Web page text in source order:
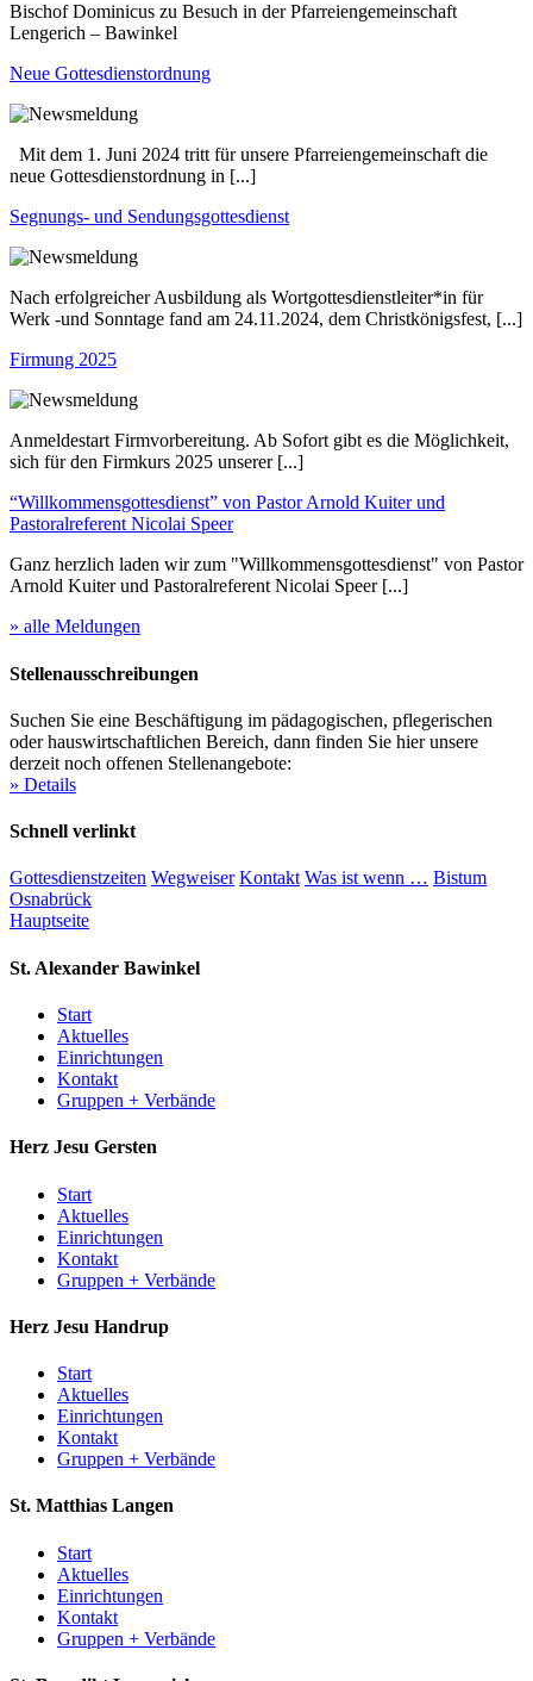
Bischof Dominicus zu Besuch in der Pfarreiengemeinschaft
Lengerich – Bawinkel
Neue Gottesdienstordnung
Mit dem 1. Juni 2024 tritt für unsere Pfarreiengemeinschaft die
neue Gottesdienstordnung in [...]
Segnungs- und Sendungsgottesdienst
Nach erfolgreicher Ausbildung als Wortgottesdienstleiter*in für
Werk -und Sonntage fand am 24.11.2024, dem Christkönigsfest, [...]
Firmung 2025
Anmeldestart Firmvorbereitung. Ab Sofort gibt es die Möglichkeit,
sich für den Firmkurs 2025 unserer [...]
“Willkommensgottesdienst” von Pastor Arnold Kuiter und
Pastoralreferent Nicolai Speer
Ganz herzlich laden wir zum "Willkommensgottesdienst" von Pastor
Arnold Kuiter und Pastoralreferent Nicolai Speer [...]
» alle Meldungen
Stellenausschreibungen
Suchen Sie eine Beschäftigung im pädagogischen, pflegerischen
oder hauswirtschaftlichen Bereich, dann finden Sie hier unsere
derzeit noch offenen Stellenangebote:
» Details
Schnell verlinkt
Gottesdienstzeiten Wegweiser Kontakt Was ist wenn … Bistum
Osnabrück
Hauptseite
St. Alexander Bawinkel
Start
Aktuelles
Einrichtungen
Kontakt
Gruppen + Verbände
Herz Jesu Gersten
Start
Aktuelles
Einrichtungen
Kontakt
Gruppen + Verbände
Herz Jesu Handrup
Start
Aktuelles
Einrichtungen
Kontakt
Gruppen + Verbände
St. Matthias Langen
Start
Aktuelles
Einrichtungen
Kontakt
Gruppen + Verbände